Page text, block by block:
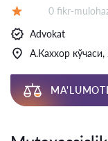
Fikrlar:
0 fikr-
Advokat
А.Каххор кўчаси,